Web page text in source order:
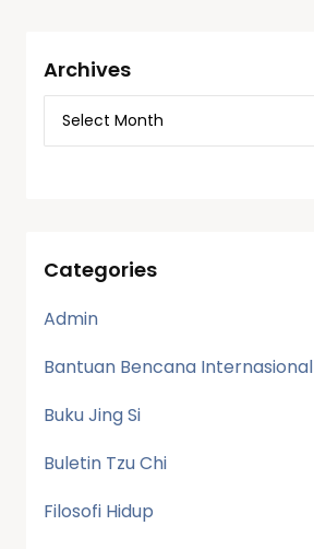
Archives
Categories
Admin
Bantuan Bencana Internasional
Buku Jing Si
Buletin Tzu Chi
Filosofi Hidup